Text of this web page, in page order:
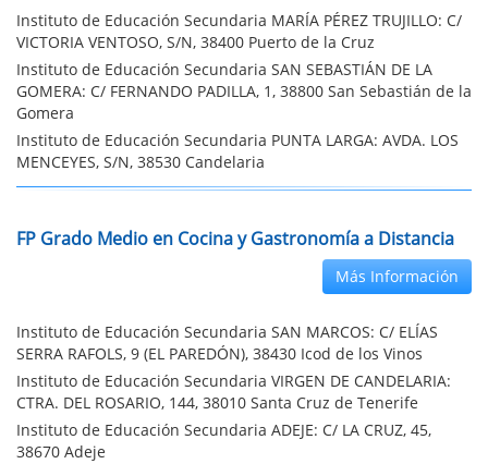
Instituto de Educación Secundaria MARÍA PÉREZ TRUJILLO: C/
VICTORIA VENTOSO, S/N, 38400 Puerto de la Cruz
Instituto de Educación Secundaria SAN SEBASTIÁN DE LA
GOMERA: C/ FERNANDO PADILLA, 1, 38800 San Sebastián de la
Gomera
Instituto de Educación Secundaria PUNTA LARGA: AVDA. LOS
MENCEYES, S/N, 38530 Candelaria
FP Grado Medio en Cocina y Gastronomía a Distancia
Más Información
Instituto de Educación Secundaria SAN MARCOS: C/ ELÍAS
SERRA RAFOLS, 9 (EL PAREDÓN), 38430 Icod de los Vinos
Instituto de Educación Secundaria VIRGEN DE CANDELARIA:
CTRA. DEL ROSARIO, 144, 38010 Santa Cruz de Tenerife
Instituto de Educación Secundaria ADEJE: C/ LA CRUZ, 45,
38670 Adeje